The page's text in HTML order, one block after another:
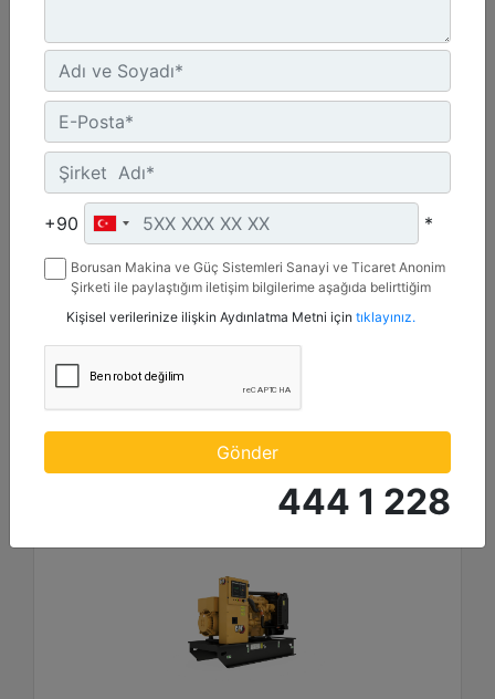
C4.4 | DE88E0
Minimum Değer :
88 kVA
Maksimum Değer :
88 kVA
Detay Teklif Al
+90 *
Borusan Makina ve Güç Sistemleri Sanayi ve Ticaret Anonim
Şirketi ile paylaştığım iletişim bilgilerime aşağıda belirttiğim
mesaj gönderilmesine izin veriyorum.
Kişisel verilerinize ilişkin Aydınlatma Metni için tıklayınız.
Gönder
444 1 228